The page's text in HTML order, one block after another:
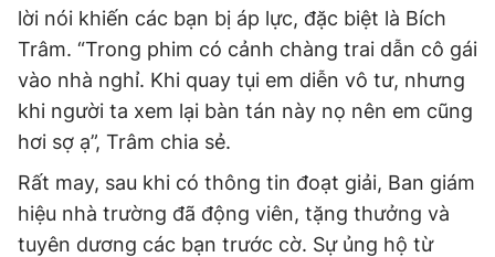
lời nói khiến các bạn bị áp lực, đặc biệt là Bích
Trâm. “Trong phim có cảnh chàng trai dẫn cô gái
vào nhà nghỉ. Khi quay tụi em diễn vô tư, nhưng
khi người ta xem lại bàn tán này nọ nên em cũng
hơi sợ ạ”, Trâm chia sẻ.
Rất may, sau khi có thông tin đoạt giải, Ban giám
hiệu nhà trường đã động viên, tặng thưởng và
tuyên dương các bạn trước cờ. Sự ủng hộ từ